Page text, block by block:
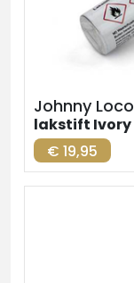
Johnny Loco
lakstift Ivory
€ 19,95